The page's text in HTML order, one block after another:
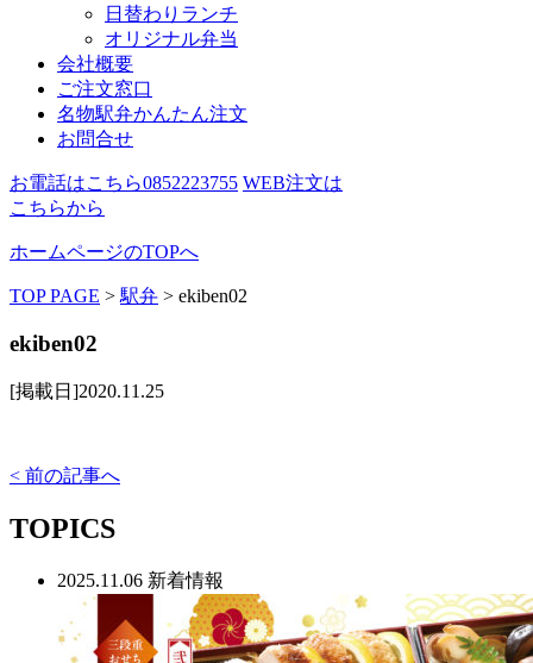
日替わりランチ
オリジナル弁当
会社概要
ご注文窓口
名物駅弁かんたん注文
お問合せ
お電話はこちら0852223755 WEB注文は
こちらから
ホームページのTOPへ
TOP PAGE > 駅弁 > ekiben02
ekiben02
[掲載日]2020.11.25
< 前の記事へ
TOPICS
2025.11.06 新着情報